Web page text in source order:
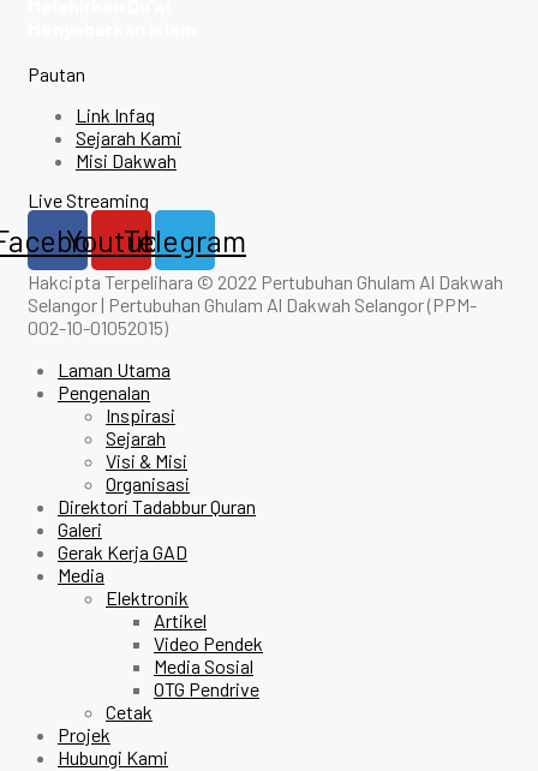
Pautan
Link Infaq
Sejarah Kami
Misi Dakwah
Live Streaming
YoutubeTelegram
Hakcipta Terpelihara © 2022 Pertubuhan Ghulam Al Dakwah
Selangor | Pertubuhan Ghulam Al Dakwah Selangor (PPM-
002-10-01052015)
Laman Utama
Pengenalan
Inspirasi
Sejarah
Visi & Misi
Organisasi
Direktori Tadabbur Quran
Galeri
Gerak Kerja GAD
Media
Elektronik
Artikel
Video Pendek
Media Sosial
OTG Pendrive
Cetak
Projek
Hubungi Kami